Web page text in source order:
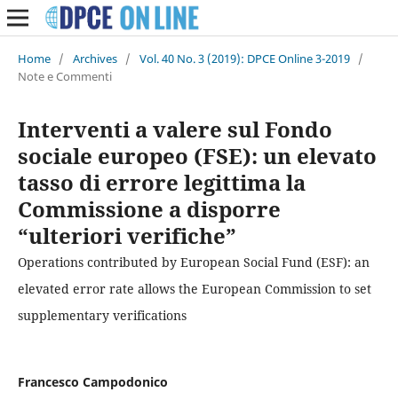
Home / Archives / Vol. 40 No. 3 (2019): DPCE Online 3-2019 /
Note e Commenti
Interventi a valere sul Fondo
sociale europeo (FSE): un elevato
tasso di errore legittima la
Commissione a disporre
“ulteriori verifiche”
Operations contributed by European Social Fund (ESF): an
elevated error rate allows the European Commission to set
supplementary verifications
Francesco Campodonico